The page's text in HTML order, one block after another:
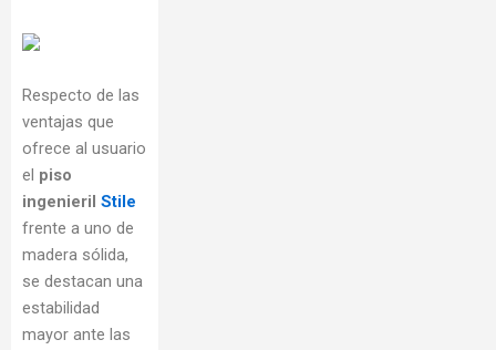
Respecto de las
ventajas que
ofrece al usuario
el piso
ingenieril Stile
frente a uno de
madera sólida,
se destacan una
estabilidad
mayor ante las